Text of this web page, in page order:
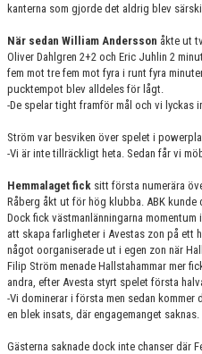
kanterna som gjorde det aldrig blev
När sedan William Andersson åkte ut
Oliver Dahlgren 2+2 och Eric Juhlin 2
fem mot tre fem mot fyra i runt fyra
pucktempot blev alldeles för lågt.
-De spelar tight framför mål och vi lyckas
Ström var besviken över spelet i
-Vi är inte tillräckligt heta. Sedan får vi
Hemmalaget fick sitt första numerära
Råberg åkt ut för hög klubba. ABK kunde
Dock fick västmanlänningarna
att skapa farligheter i Avestas zon på ett
något oorganiserade ut i egen zon när
Filip Ström menade Hallstahammar mer
andra, efter Avesta styrt spelet första
-Vi dominerar i första men sedan
en blek insats, där engagemanget saknas.
Gästerna saknade dock inte chanser där